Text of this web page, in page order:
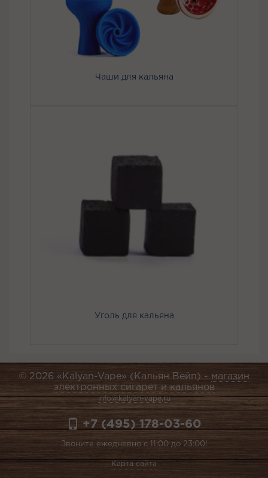
Чаши для кальяна
Уголь для кальяна
© 2026 «Kalyan-Vape» (Кальян Вейп) - магазин
электронных сигарет и кальянов
info@kalyan-vape.ru
+7 (495) 178-03-60
Звоните ежедневно с 11:00 до 23:00!
Карта сайта